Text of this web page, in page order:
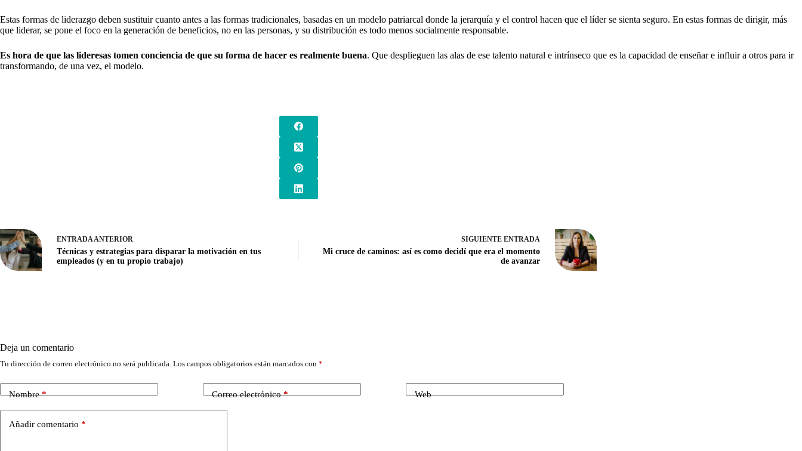
Estas formas de liderazgo deben sustituir cuanto antes a las formas tradicionales, basadas en un modelo patriarcal donde la jerarquía y el control hacen que el líder se sienta seguro. En estas formas de dirigir, más
que liderar, se pone el foco en la generación de beneficios, no en las personas, y su distribución es todo menos socialmente responsable.
Es hora de que las lideresas tomen conciencia de que su forma de hacer es realmente buena. Que desplieguen las alas de ese talento natural e intrínseco que es la capacidad de enseñar e influir a otros para ir
transformando, de una vez, el modelo.
ENTRADAANTERIOR
Técnicas y estrategias para disparar la motivación en tus
empleados (y en tu propio trabajo)
SIGUIENTE ENTRADA
Mi cruce de caminos: así es como decidí que era el momento
de avanzar
Deja un comentario
Tu dirección de correo electrónico no será publicada. Los campos obligatorios están marcados con *
Nombre* Correo electrónico* Web
Añadir comentario *